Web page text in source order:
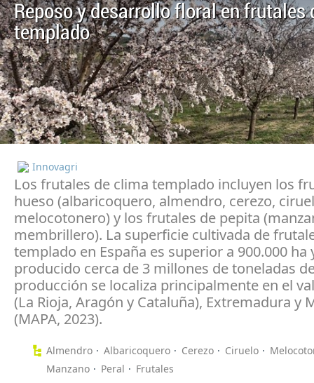
Reposo y desarrollo floral en frutales
templado
Innovagri
Los frutales de clima templado in­cluyen los
hueso (al­ba­ricoquero, almendro, cerezo,
melocotonero) y los frutales de pepita
membrillero). La superficie cultivada de
templado en España es superior a 900.000 ha
producido cerca de 3 millones de toneladas
producción se localiza principalmente en el
(La Rioja, Aragón y Cataluña), Extremadura y
(MAPA, 2023).
Almendro Albaricoquero Cerezo Ciruelo
Manzano
Peral
Frutales